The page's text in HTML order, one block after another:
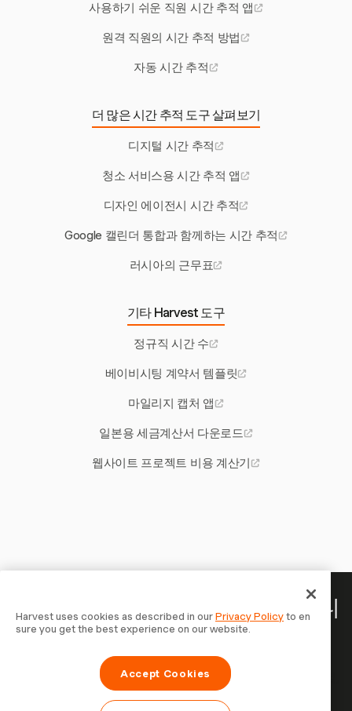
사용하기 쉬운 직원 시간 추적 앱
원격 직원의 시간 추적 방법
자동 시간 추적
더 많은 시간 추적 도구 살펴보기
디지털 시간 추적
청소 서비스용 시간 추적 앱
디자인 에이전시 시간 추적
Google 캘린더 통합과 함께하는 시간 추적
러시아의 근무표
기타 Harvest 도구
정규직 시간 수
베이비시팅 계약서 템플릿
마일리지 캡처 앱
일본용 세금계산서 다운로드
웹사이트 프로젝트 비용 계산기
당신의 시간은 기록할 가치가 있습니
다 — 지금 시작하세요
Harvest로 시간을 추적하고, 고객에게 청구하고, 더 빠르게
결제를 받는 70,000개 이상의 기업에 합류하세요. 무료 체험,
Harvest uses cookies as described in ourPrivacy Policyto en
sure you get the best experience on our website.
Accept Cookies